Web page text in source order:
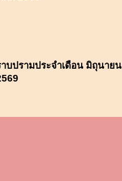
บปรามประจำเดือน มิถุนายน